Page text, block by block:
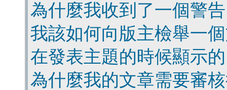
為什麼我收到了一個警
我該如何向版主檢舉一
在發表主題的時候顯示
為什麼我的文章需要審